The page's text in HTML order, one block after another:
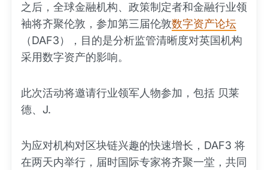
之后，全球金融机构、政策制定者和金融行业领
袖将齐聚伦敦，参加第三届伦敦数字资产论坛
（DAF3），目的是分析监管清晰度对英国机构
采用数字资产的影响。
此次活动将邀请行业领军人物参加，包括 贝莱
德、J.
为应对机构对区块链兴趣的快速增长，DAF3 将
在两天内举行，届时国际专家将齐聚一堂，共同